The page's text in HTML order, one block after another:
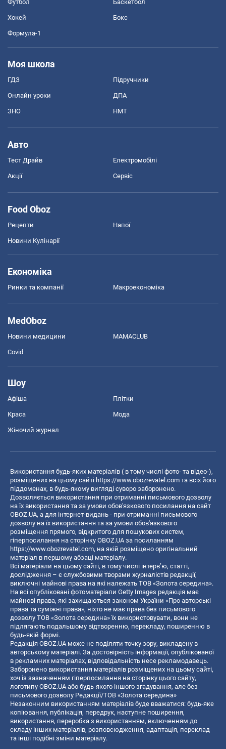
Футбол Баскетбол
Хокей Бокс
Формула-1
Моя школа
ГДЗ Підручники
Онлайн уроки ДПА
ЗНО НМТ
Авто
Тест Драйв Електромобілі
Акції Сервіс
Food Oboz
Рецепти Напої
Новини Кулінарії
Економіка
Ринки та компанії Макроекономіка
MedOboz
Новини медицини MAMACLUB
Covid
Шоу
Афіша Плітки
Краса Мода
Жіночий журнал
Використання будь-яких матеріалів ( в тому числі фото- та відео-),
розміщених на цьому сайті https://www.obozrevatel.com та всіх його
піддоменах, в будь-якому вигляді суворо заборонено.
Дозволяється використання при отриманні письмового дозволу
на їх використання та за умови обов'язкового посилання на сайт
OBOZ.UA, а для інтернет-видань - при отриманні письмового
дозволу на їх використання та за умови обов'язкового
розміщення прямого, відкритого для пошукових систем,
гіперпосилання на сторінку OBOZ.UA за посиланням
https://www.obozrevatel.com, на якій розміщено оригінальний
матеріал в першому абзаці матеріалу.
Всі матеріали на цьому сайті, в тому числі інтерв’ю, статті,
дослідження – є службовими творами журналістів редакції,
виключні майнові права на які належать ТОВ «Золота середина».
На всі опубліковані фотоматеріали Getty Images редакція має
майнові права, які захищаються законом України «Про авторські
права та суміжні права», ніхто не має права без письмового
дозволу ТОВ «Золота середина» їх використовувати, вони не
підлягають подальшому відтворенню, перекладу, поширенню в
будь-якій формі.
Редакція OBOZ.UA може не поділяти точку зору, викладену в
авторському матеріалі. За достовірність інформації, опублікованої
в рекламних матеріалах, відповідальність несе рекламодавець.
Заборонено використання матеріалів розміщених на цьому сайті,
хоч із зазначенням гіперпосилання на сторінку цього сайту,
логотипу OBOZ.UA або будь-якого іншого згадування, але без
письмового дозволу Редакції/ТОВ «Золота середина»
Незаконним використанням матеріалів буде вважатися: будь-яке
копiювання, публiкацiя, передрук, наступне поширення,
використання, переробка з використанням, включенням до
складу інших матеріалів, розповсюдження, адаптація, переклад
та інші подібні зміни матеріалу.